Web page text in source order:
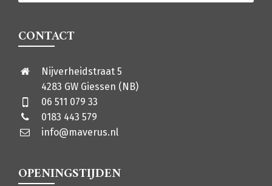
CONTACT
Nijverheidstraat 5
4283 GW Giessen (NB)
06 511 079 33
0183 443 579
info@maverus.nl
OPENINGSTIJDEN